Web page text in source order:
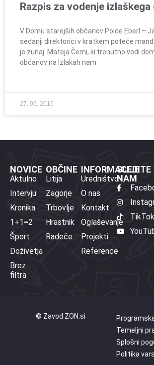
Razpis za vodenje izlaškega
V Domu starejših občanov Polde Eberl –
sedanji direktorici v kratkem poteče
je zunaj. Mateja Černi, ki trenutno vodi
občanov na Izlakah nam
27. 09. 2016
NOVICE
Aktulno
Intervju
Kronika
1+1=2
Šport
Doživetja
Brez
filtra
OBČINE
Litija
Zagorje
Trbovlje
Hrastnik
Radeče
INFORMACIJE
Uredništvo
O nas
Kontakt
Oglaševanje
Projekti
Reference
SLEDITE
NAM
TikTok
© Zavod ZON.si
Temeljni
Splošni
Politika